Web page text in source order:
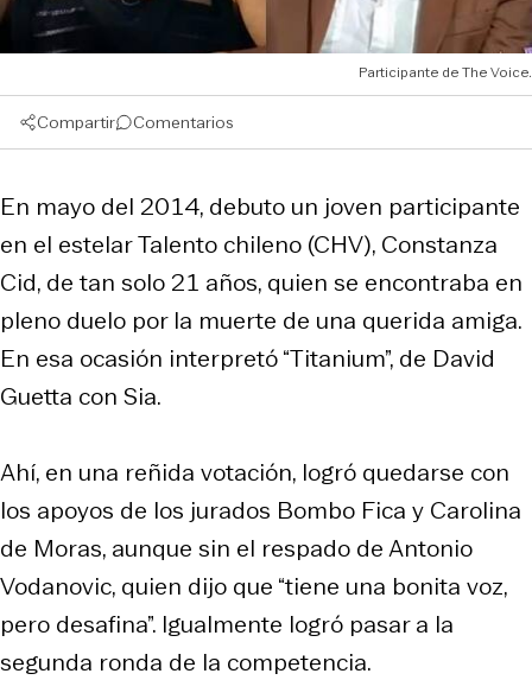
Participante de The Voice.
Compartir Comentarios
En mayo del 2014, debuto un joven participante
en el estelarTalento chileno (CHV), Constanza
Cid, de tan solo 21 años, quien se encontraba en
pleno duelo por la muerte de una querida amiga.
En esa ocasión interpretó “Titanium”, de David
Guetta con Sia.
Ahí, en una reñida votación, logró quedarse con
los apoyos de los jurados Bombo Fica y Carolina
de Moras, aunque sin el respado de Antonio
Vodanovic, quien dijo que “tiene una bonita voz,
pero desafina”. Igualmente logró pasar a la
segunda ronda de la competencia.